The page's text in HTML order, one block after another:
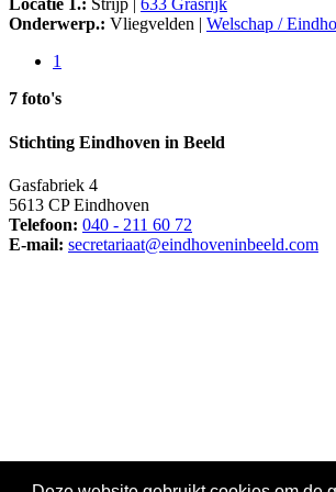
Locatie 1.: Strijp | 633 Grasrijk
Onderwerp.: Vliegvelden | Welschap /
1
7 foto's
Stichting Eindhoven in Beeld
Gasfabriek 4
5613 CP Eindhoven
Telefoon: 040 - 211 60 72
E-mail: secretariaat@eindhoveninbeeld.com